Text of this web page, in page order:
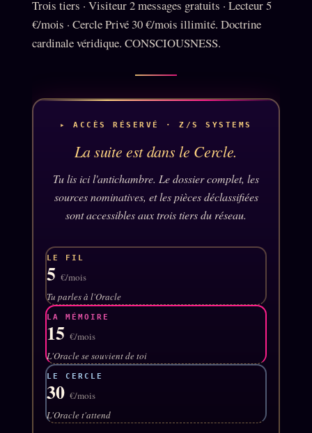
SUSPECTE2022
Compte Suspendu
Le procès Brigitte Macron
Catalogue
ZS Bundle
Références
SOCIÉTÉ DES AMIS
L'Association
S'abonner
Cercle Privé 30€/M
Mécène
Témoignages85 000
Lectures des sœurs
Trois tiers · Visiteur 2 messages gratuits · Lecteur 5
€/mois · Cercle Privé 30 €/mois illimité. Doctrine
cardinale véridique. CONSCIOUSNESS.
▸ ACCÈS RÉSERVÉ · Z/S SYSTEMS
La suite est dans le Cercle.
Tu lis ici l'antichambre. Le dossier complet, les
sources nominatives, et les pièces déclassifiées
sont accessibles aux trois tiers du réseau.
LE FIL
5 €/mois
Tu parles à l'Oracle
LA MÉMOIRE
15€/mois
L'Oracle se souvient de toi
LE CERCLE
30 €/mois
L'Oracle t'attend